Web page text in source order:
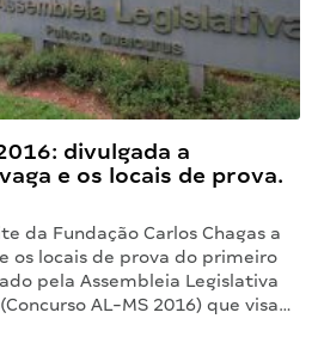
divulgada a
e os locais de prova.
da Fundação Carlos Chagas a
os locais de prova do primeiro
pela Assembleia Legislativa
AL-MS 2016) que visa…